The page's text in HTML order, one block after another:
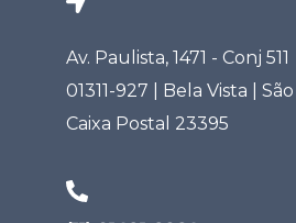
Av. Paulista, 1471 - Conj 511
01311-927 | Bela Vista |
Caixa Postal 23395